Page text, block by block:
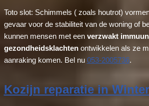
Toto slot: Schimmels ( zoals houtrot)
gevaar voor de stabiliteit van de woning of
kunnen mensen met een verzwakt
gezondheidsklachten ontwikkelen als ze
aanraking komen. Bel nu 053-2005736.
Kozijn reparatie in